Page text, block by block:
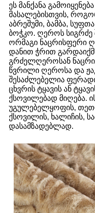
ეს მანქანა
მასალებისთვის,
აბრეშუმი, ბამბა,
ბოჭკო. ღეროს სიგრძე
ორმაგი ნაცრისფერი
დანით ჭრით
გრძელღეროსან
წვრილი ღეროსა და
შესაძლებელია
ცხვრის ტყავის ან
ქსოვილებად მიღება.
უგულებელყოფის,
ქსოვილის, ხალიჩის,
დასამზადებლად.